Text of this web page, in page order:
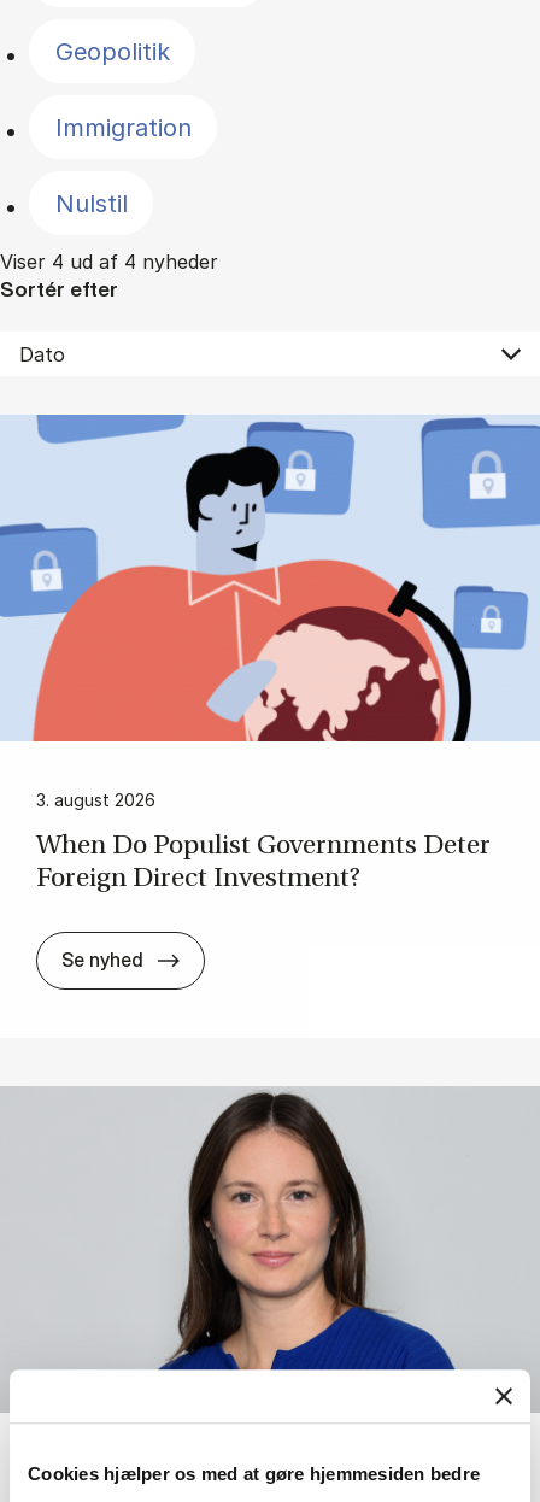
Cookies hjælper os med at gøre hjemmesiden bedre
Geopolitik
Immigration
Nulstil
Viser 4 ud af 4 nyheder
Sortér efter
3. august 2026
When Do Po­pulist Gover­n­ments De­ter
Foreign Di­rect In­ve­st­ment?
Se nyhed When Do Po­pulist Gover­n­ments De­ter
30. juli 2026